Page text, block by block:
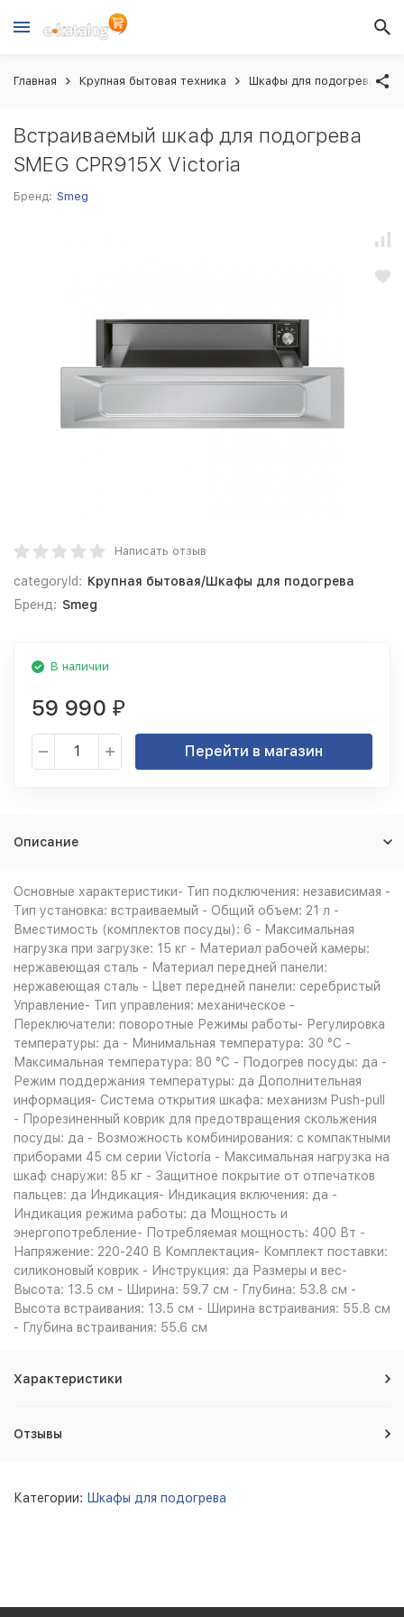
Главная Крупная бытовая техника Шкафы для подогрева
Встраиваемый шкаф для подогрева
SMEG CPR915X Victoria
Бренд: Smeg
Написать отзыв
categoryId: Крупная бытовая/Шкафы для подогрева
Бренд: Smeg
В наличии
59 990 ₽
Перейти в магазин
Описание
Основные характеристики- Тип подключения: независимая -
Тип установка: встраиваемый - Общий объем: 21 л -
Вместимость (комплектов посуды): 6 - Максимальная
нагрузка при загрузке: 15 кг - Материал рабочей камеры:
нержавеющая сталь - Материал передней панели:
нержавеющая сталь - Цвет передней панели: серебристый
Управление- Тип управления: механическое -
Переключатели: поворотные Режимы работы- Регулировка
температуры: да - Минимальная температура: 30 °C -
Максимальная температура: 80 °C - Подогрев посуды: да -
Режим поддержания температуры: да Дополнительная
информация- Система открытия шкафа: механизм Push-pull
- Прорезиненный коврик для предотвращения скольжения
посуды: да - Возможность комбинирования: с компактными
приборами 45 см серии Victoria - Максимальная нагрузка на
шкаф снаружи: 85 кг - Защитное покрытие от отпечатков
пальцев: да Индикация- Индикация включения: да -
Индикация режима работы: да Мощность и
энергопотребление- Потребляемая мощность: 400 Вт -
Напряжение: 220-240 В Комплектация- Комплект поставки:
силиконовый коврик - Инструкция: да Размеры и вес-
Высота: 13.5 см - Ширина: 59.7 см - Глубина: 53.8 см -
Высота встраивания: 13.5 см - Ширина встраивания: 55.8 см
- Глубина встраивания: 55.6 см
Характеристики
Отзывы
Категории: Шкафы для подогрева